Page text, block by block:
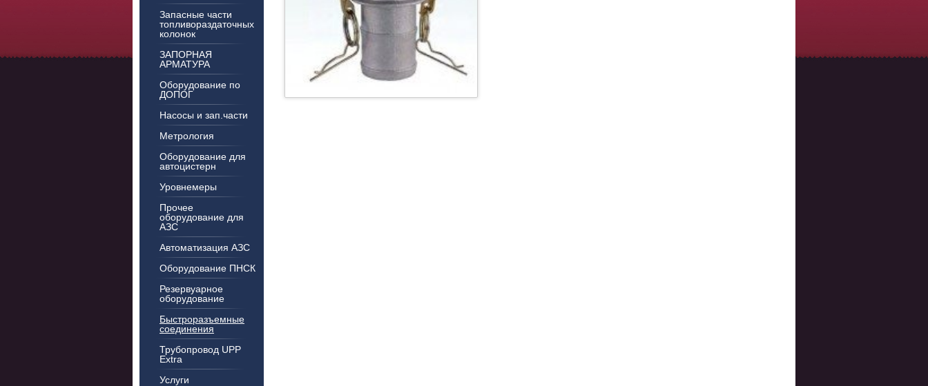
Запасные части
топливораздаточных
колонок
ЗАПОРНАЯ
АРМАТУРА
Оборудование по
ДОПОГ
Насосы и зап.части
Метрология
Оборудование для
автоцистерн
Уровнемеры
Прочее
оборудование для
АЗС
Автоматизация АЗС
Оборудование ПНСК
Резервуарное
оборудование
Быстроразъемные
соединения
Трубопровод UPP
Extra
Услуги